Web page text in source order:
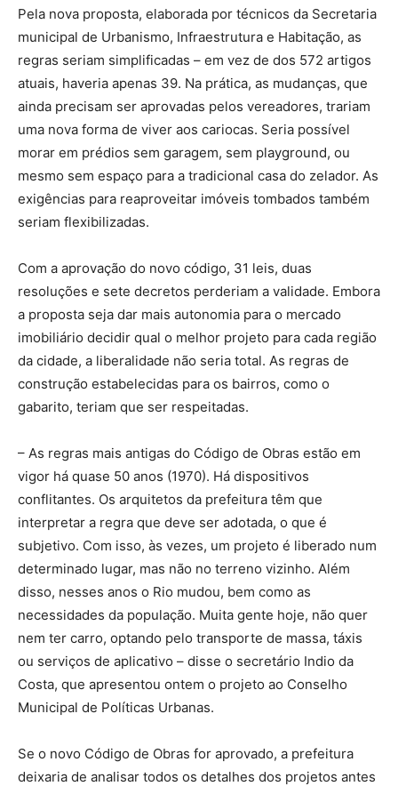
Pela nova proposta, elaborada por técnicos da Secretaria
municipal de Urbanismo, Infraestrutura e Habitação, as
regras seriam simplificadas – em vez de dos 572 artigos
atuais, haveria apenas 39. Na prática, as mudanças, que
ainda precisam ser aprovadas pelos vereadores, trariam
uma nova forma de viver aos cariocas. Seria possível
morar em prédios sem garagem, sem playground, ou
mesmo sem espaço para a tradicional casa do zelador. As
exigências para reaproveitar imóveis tombados também
seriam flexibilizadas.
Com a aprovação do novo código, 31 leis, duas
resoluções e sete decretos perderiam a validade. Embora
a proposta seja dar mais autonomia para o mercado
imobiliário decidir qual o melhor projeto para cada região
da cidade, a liberalidade não seria total. As regras de
construção estabelecidas para os bairros, como o
gabarito, teriam que ser respeitadas.
– As regras mais antigas do Código de Obras estão em
vigor há quase 50 anos (1970). Há dispositivos
conflitantes. Os arquitetos da prefeitura têm que
interpretar a regra que deve ser adotada, o que é
subjetivo. Com isso, às vezes, um projeto é liberado num
determinado lugar, mas não no terreno vizinho. Além
disso, nesses anos o Rio mudou, bem como as
necessidades da população. Muita gente hoje, não quer
nem ter carro, optando pelo transporte de massa, táxis
ou serviços de aplicativo – disse o secretário Indio da
Costa, que apresentou ontem o projeto ao Conselho
Municipal de Políticas Urbanas.
Se o novo Código de Obras for aprovado, a prefeitura
deixaria de analisar todos os detalhes dos projetos antes